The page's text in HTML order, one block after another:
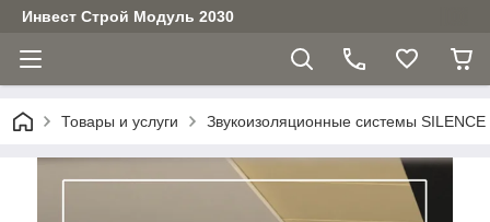
Инвест Строй Модуль 2030
Товары и услуги Звукоизоляционные системы SILENCE